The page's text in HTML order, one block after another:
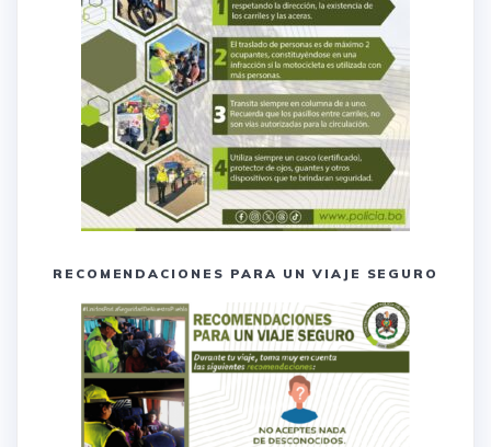
RECOMENDACIONES PARA UN VIAJE SEGURO